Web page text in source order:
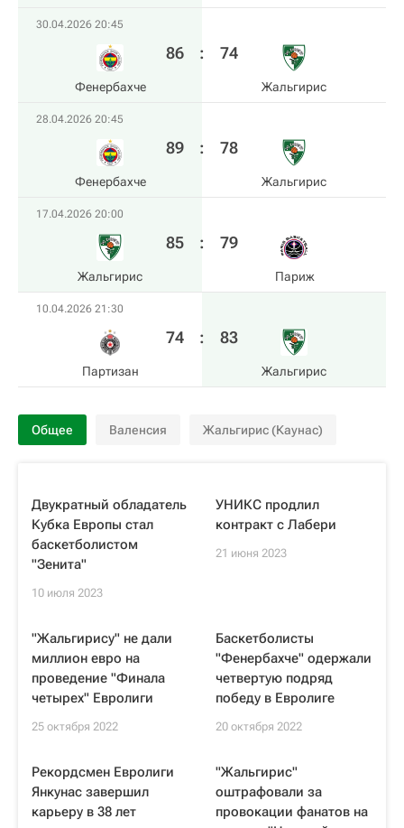
30.04.2026 20:45
Фенербахче
86 : 74
Жальгирис
28.04.2026 20:45
Фенербахче
89 : 78
Жальгирис
17.04.2026 20:00
Жальгирис
85 : 79
Париж
10.04.2026 21:30
Партизан
74 : 83
Жальгирис
Общее Валенсия Жальгирис (Каунас)
Двукратный обладатель
Кубка Европы стал
баскетболистом
"Зенита"
10 июля 2023
УНИКС продлил
контракт с Лабери
21 июня 2023
"Жальгирису" не дали
миллион евро на
проведение "Финала
четырех" Евролиги
25 октября 2022
Баскетболисты
"Фенербахче" одержали
четвертую подряд
победу в Евролиге
20 октября 2022
Рекордсмен Евролиги
Янкунас завершил
карьеру в 38 лет
"Жальгирис"
оштрафовали за
провокации фанатов на